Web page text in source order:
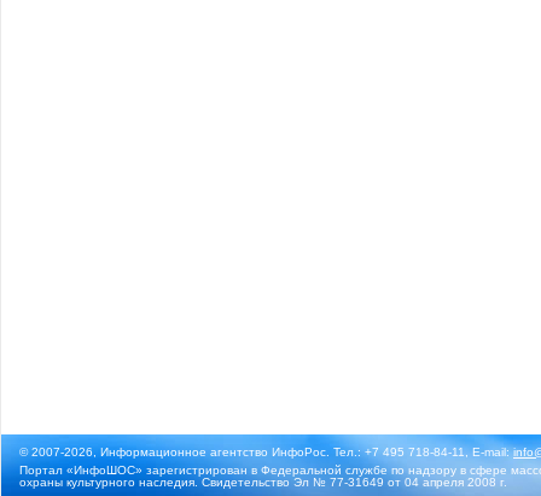
© 2007-2026, Информационное агентство ИнфоРос. Тел.: +7 495 718-84-11, E-mail:
Портал «ИнфоШОС» зарегистрирован в Федеральной службе по надзору в сфере
охраны культурного наследия. Свидетельство Эл № 77-31649 от 04 апреля 2008 г.